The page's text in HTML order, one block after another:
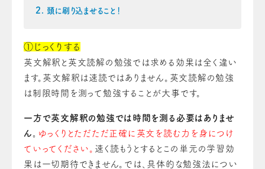
頭に刷り込ませること！
①じっくりする
英文解釈と英文読解の勉強では求める効果は全く違い
ます。英文解釈は速読ではありません。英文読解の勉強
は制限時間を測って勉強することが大事です。
一方で英文解釈の勉強では時間を測る必要はありませ
ん。
ゆっくりとただただ正確に英文を読む力を身につけ
ていってください。 速く読もうとするとこの単元の学習効
果は一切期待できません。では、具体的な勉強法につい